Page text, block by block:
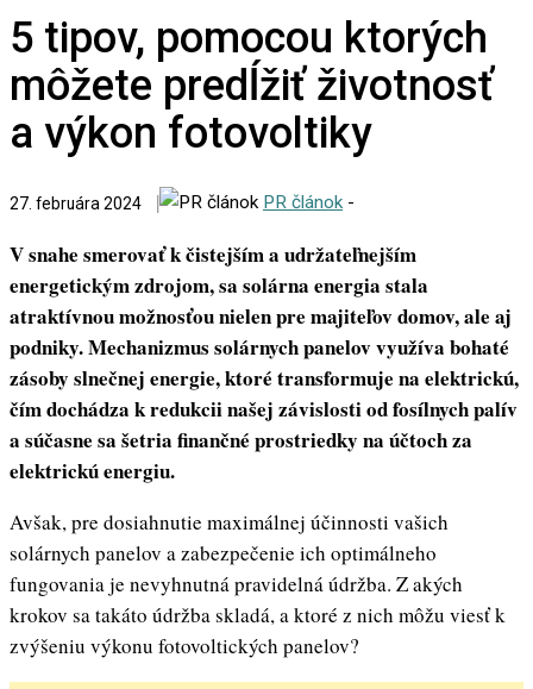
5 tipov, pomocou ktorých
môžete predĺžiť životnosť
a výkon fotovoltiky
27. februára 2024 PR článok -
V snahe smerovať k čistejším a udržateľnejším
energetickým zdrojom, sa solárna energia stala
atraktívnou možnosťou nielen pre majiteľov domov, ale aj
podniky. Mechanizmus solárnych panelov využíva bohaté
zásoby slnečnej energie, ktoré transformuje na elektrickú,
čím dochádza k redukcii našej závislosti od fosílnych palív
a súčasne sa šetria finančné prostriedky na účtoch za
elektrickú energiu.
Avšak, pre dosiahnutie maximálnej účinnosti vašich
solárnych panelov a zabezpečenie ich optimálneho
fungovania je nevyhnutná pravidelná údržba. Z akých
krokov sa takáto údržba skladá, a ktoré z nich môžu viesť k
zvýšeniu výkonu fotovoltických panelov?